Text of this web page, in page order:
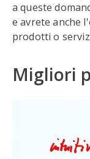
a queste
e avrete anche
prodotti o
Migliori